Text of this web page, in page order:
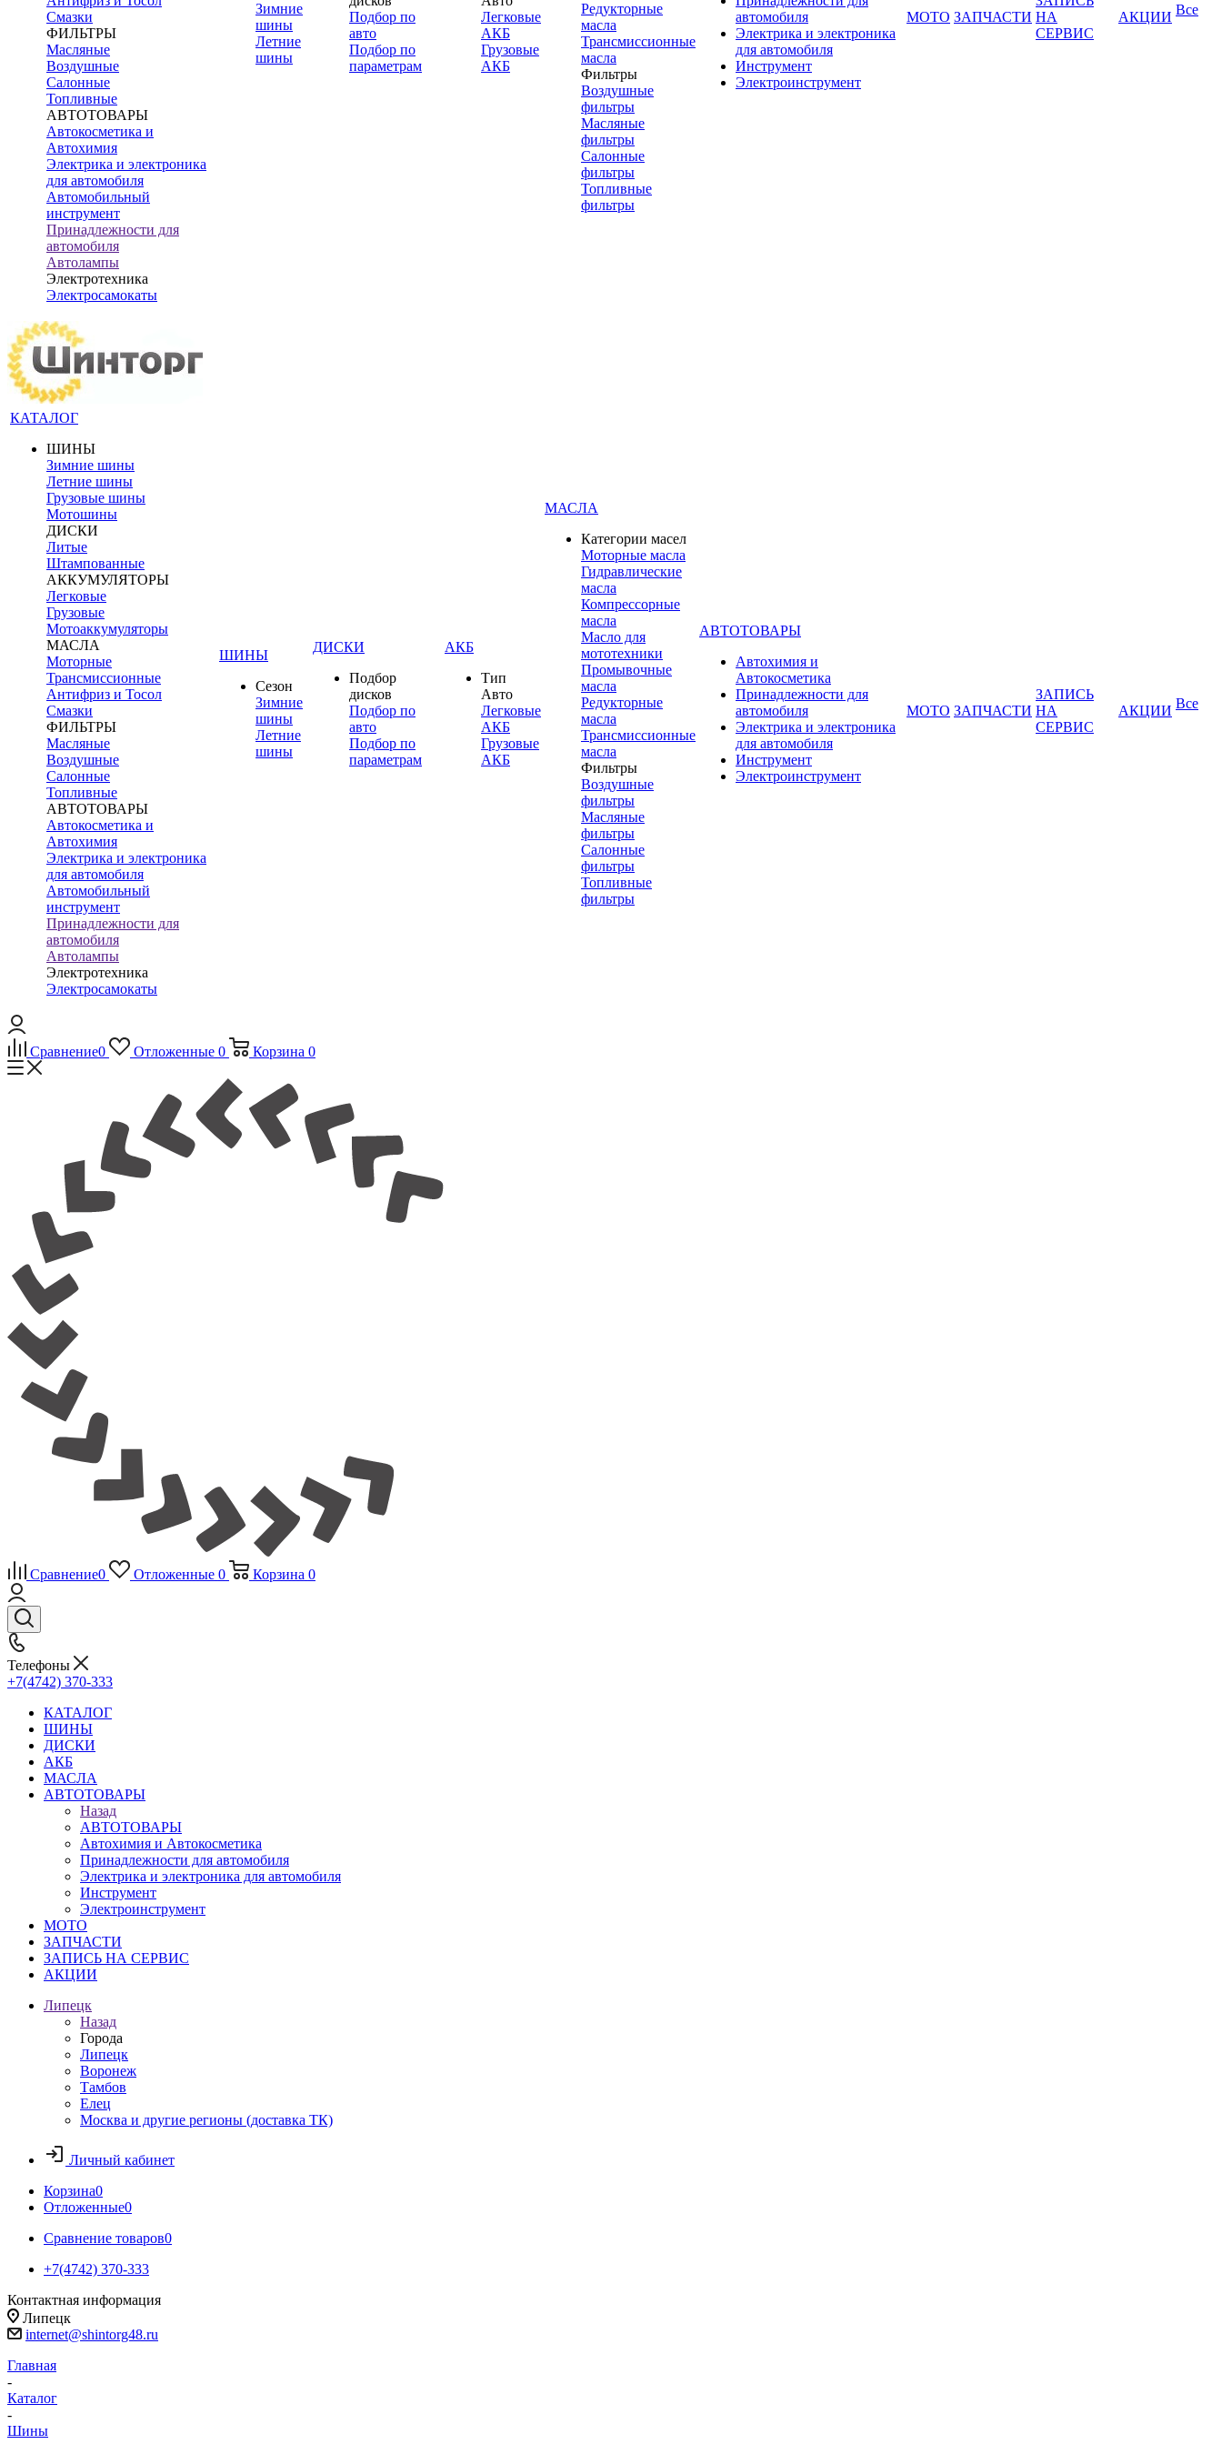
Смазки
ФИЛЬТРЫ
Масляные
Воздушные
Салонные
Топливные
АВТОТОВАРЫ
Автокосметика и
Автохимия
Электрика и электроника
для автомобиля
Автомобильный
инструмент
Принадлежности для
автомобиля
Автолампы
Электротехника
Электросамокаты
Зимние
шины
Летние
шины
Подбор по
авто
Подбор по
параметрам
Легковые
АКБ
Грузовые
АКБ
Редукторные
масла
Трансмиссионные
масла
Фильтры
Воздушные
фильтры
Масляные
фильтры
Салонные
фильтры
Топливные
фильтры
автомобиля
Электрика и электроника
для автомобиля
Инструмент
Электроинструмент
МОТО ЗАПЧАСТИ НА
СЕРВИС
АКЦИИ Все
КАТАЛОГ
ШИНЫ
Зимние шины
Летние шины
Грузовые шины
Мотошины
ДИСКИ
Литые
Штампованные
АККУМУЛЯТОРЫ
Легковые
Грузовые
Мотоаккумуляторы
МАСЛА
Моторные
Трансмиссионные
Антифриз и Тосол
Смазки
ФИЛЬТРЫ
Масляные
Воздушные
Салонные
Топливные
АВТОТОВАРЫ
Автокосметика и
Автохимия
Электрика и электроника
для автомобиля
Автомобильный
инструмент
Принадлежности для
автомобиля
Автолампы
Электротехника
Электросамокаты
ШИНЫ
Сезон
Зимние
шины
Летние
шины
ДИСКИ
Подбор
дисков
Подбор по
авто
Подбор по
параметрам
АКБ
Тип
Авто
Легковые
АКБ
Грузовые
АКБ
МАСЛА
Категории масел
Моторные масла
Гидравлические
масла
Компрессорные
масла
Масло для
мототехники
Промывочные
масла
Редукторные
масла
Трансмиссионные
масла
Фильтры
Воздушные
фильтры
Масляные
фильтры
Салонные
фильтры
Топливные
фильтры
АВТОТОВАРЫ
Автохимия и
Автокосметика
Принадлежности для
автомобиля
Электрика и электроника
для автомобиля
Инструмент
Электроинструмент
МОТО ЗАПЧАСТИ
ЗАПИСЬ
НА
СЕРВИС
АКЦИИ Все
Сравнение0 Отложенные 0 Корзина 0
Сравнение0 Отложенные 0 Корзина 0
Телефоны
+7(4742) 370-333
КАТАЛОГ
ШИНЫ
ДИСКИ
АКБ
МАСЛА
АВТОТОВАРЫ
Назад
АВТОТОВАРЫ
Автохимия и Автокосметика
Принадлежности для автомобиля
Электрика и электроника для автомобиля
Инструмент
Электроинструмент
МОТО
ЗАПЧАСТИ
ЗАПИСЬ НА СЕРВИС
АКЦИИ
Липецк
Назад
Города
Липецк
Воронеж
Тамбов
Елец
Москва и другие регионы (доставка ТК)
Личный кабинет
Корзина0
Отложенные0
Сравнение товаров0
+7(4742) 370-333
Контактная информация
Липецк
internet@shintorg48.ru
Главная
-
Каталог
-
Шины